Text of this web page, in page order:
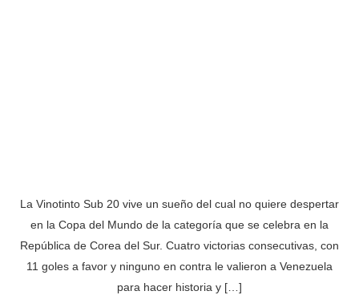
La Vinotinto Sub 20 vive un sueño del cual no quiere despertar
en la Copa del Mundo de la categoría que se celebra en la
República de Corea del Sur. Cuatro victorias consecutivas, con
11 goles a favor y ninguno en contra le valieron a Venezuela
para hacer historia y […]